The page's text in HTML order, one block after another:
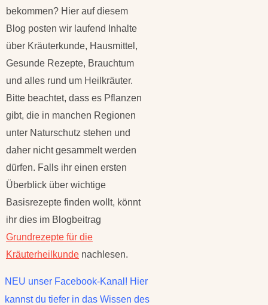
bekommen? Hier auf diesem
Blog posten wir laufend Inhalte
über Kräuterkunde, Hausmittel,
Gesunde Rezepte, Brauchtum
und alles rund um Heilkräuter.
Bitte beachtet, dass es Pflanzen
gibt, die in manchen Regionen
unter Naturschutz stehen und
daher nicht gesammelt werden
dürfen. Falls ihr einen ersten
Überblick über wichtige
Basisrezepte finden wollt, könnt
ihr dies im Blogbeitrag
Grundrezepte für die
Kräuterheilkunde nachlesen.
NEU unser Facebook-Kanal! Hier
kannst du tiefer in das Wissen des